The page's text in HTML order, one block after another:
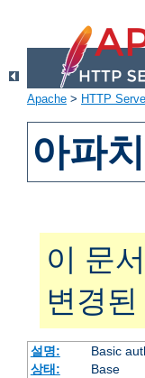
Apache > HTTP
아파
이 문
변경
설명:
Basic
상태:
Base